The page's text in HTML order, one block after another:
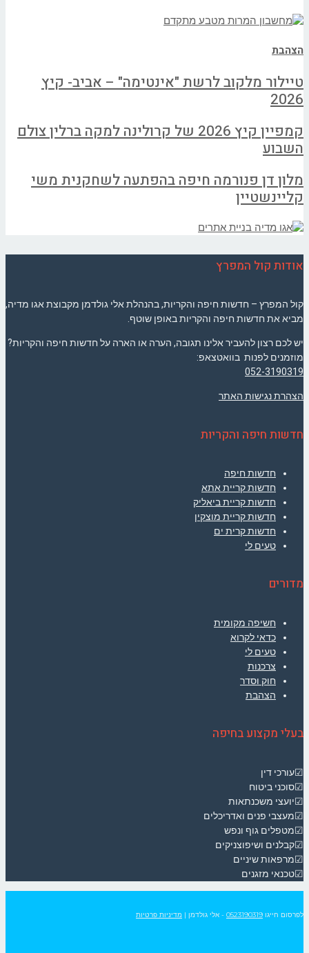
הצהבת
טיילור מלקוב לרשת "אינטימה" – אביב- קיץ
2026
קמפיין קיץ 2026 של קרולינה למקה ברלין צולם
השבוע
מלון דן פנורמה חיפה בהפתעה לשחקנית משי
קליינשטיין
אודות קול המפרץ
קול המפרץ – חדשות חיפה והקריות, בהנהלת אלי גולדמן מקבוצת אגו מדיה,
מביא את חדשות חיפה והקריות באופן שוטף.
יש לכם רצון להעביר אלינו תגובה, הערה או הארה על חדשות חיפה והקריות?
מוזמנים לפנות בוואטצאפ:
052-3190319
הצהרת נגישות האתר
חדשות חיפה והקריות
חדשות חיפה
חדשות קריית אתא
חדשות קריית ביאליק
חדשות קריית מוצקין
חדשות קרית ים
טעים לי
מדורים
חשיפה מקומית
כדאי לקרוא
טעים לי
צרכנות
חוק וסדר
הצהבת
בעלי מקצוע בחיפה
☑עורכי דין
☑סוכני ביטוח
☑יועצי משכנתאות
☑מעצבי פנים ואדריכלים
☑מטפלים גוף ונפש
☑קבלנים ושיפוצניקים
☑מרפאות שיניים
☑טכנאי מזגנים
לפרסום חייגו 0523190319 - אלי גולדמן | מדיניות פרטיות